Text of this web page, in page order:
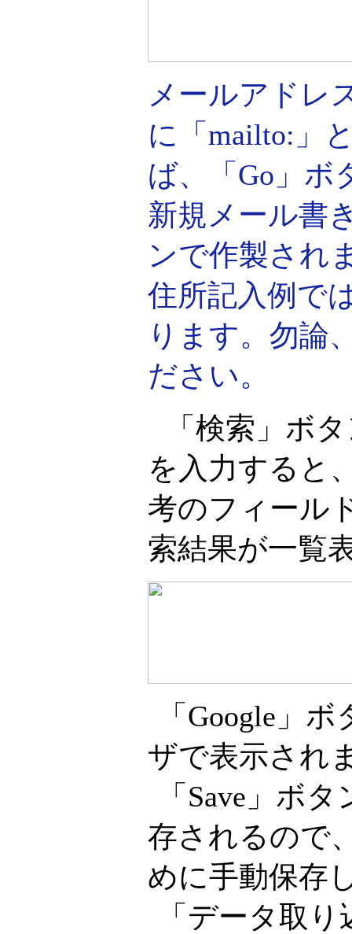
メールアドレ
に「mailto:」
ば、「Go」ボ
新規メール書
ンで作製され
住所記入例で
ります。勿論
ださい。
「検索」ボ
を入力すると
考のフィール
索結果が一覧
「Google」
ザで表示され
「Save」ボ
存されるので
めに手動保存
「データ取